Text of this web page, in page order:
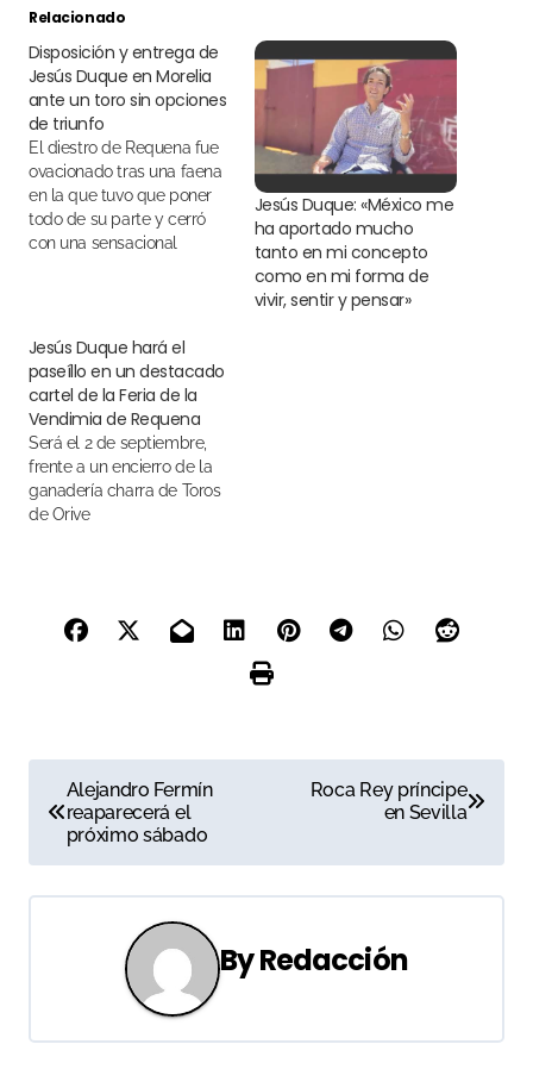
Relacionado
Disposición y entrega de
Jesús Duque en Morelia
ante un toro sin opciones
de triunfo
El diestro de Requena fue
ovacionado tras una faena
en la que tuvo que poner
todo de su parte y cerró
con una sensacional
Jesús Duque: «México me
ha aportado mucho
tanto en mi concepto
como en mi forma de
vivir, sentir y pensar»
Jesús Duque hará el
paseíllo en un destacado
cartel de la Feria de la
Vendimia de Requena
Será el 2 de septiembre,
frente a un encierro de la
ganadería charra de Toros
de Orive
a
v
a
Alejandro Fermín
reaparecerá el
próximo sábado
Roca Rey príncipe
en Sevilla
ByRedacción